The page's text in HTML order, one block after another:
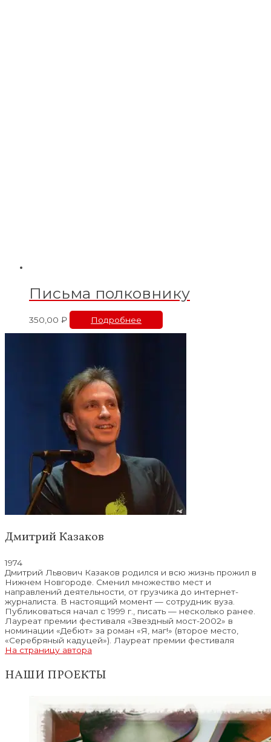
Письма полковнику
350,00 ₽ Подробнее
Дмитрий Казаков
1974
Дмитрий Львович Казаков родился и всю жизнь прожил в
Нижнем Новгороде. Сменил множество мест и
направлений деятельности, от грузчика до интернет-
журналиста. В настоящий момент — сотрудник вуза.
Публиковаться начал с 1999 г., писать — несколько ранее.
Лауреат премии фестиваля «Звездный мост-2002» в
номинации «Дебют» за роман «Я, маг!» (второе место,
«Серебряный кадуцей»). Лауреат премии фестиваля
На страницу автора
НАШИ ПРОЕКТЫ